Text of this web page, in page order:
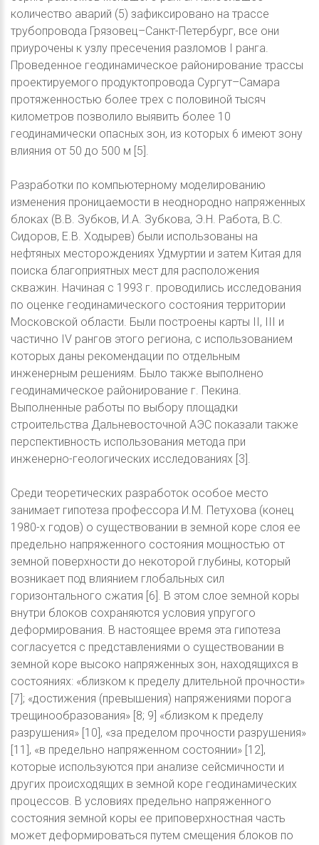
количество аварий (5) зафиксировано на трассе
трубопровода Грязовец–Санкт-Петербург, все они
приурочены к узлу пресечения разломов I ранга.
Проведенное геодинамическое районирование трассы
проектируемого продуктопровода Сургут–Самара
протяженностью более трех с половиной тысяч
километров позволило выявить более 10
геодинамически опасных зон, из которых 6 имеют зону
влияния от 50 до 500 м [5].
Разработки по компьютерному моделированию
изменения проницаемости в неоднородно напряженных
блоках (В.В. Зубков, И.А. Зубкова, Э.Н. Работа, В.С.
Сидоров, Е.В. Ходырев) были использованы на
нефтяных месторождениях Удмуртии и затем Китая для
поиска благоприятных мест для расположения
скважин. Начиная с 1993 г. проводились исследования
по оценке геодинамического состояния территории
Московской области. Были построены карты II, III и
частично IV рангов этого региона, с использованием
которых даны рекомендации по отдельным
инженерным решениям. Было также выполнено
геодинамическое районирование г. Пекина.
Выполненные работы по выбору площадки
строительства Дальневосточной АЭС показали также
перспективность использования метода при
инженерно-геологических исследованиях [3].
Среди теоретических разработок особое место
занимает гипотеза профессора И.М. Петухова (конец
1980-х годов) о существовании в земной коре слоя ее
предельно напряженного состояния мощностью от
земной поверхности до некоторой глубины, который
возникает под влиянием глобальных сил
горизонтального сжатия [6]. В этом слое земной коры
внутри блоков сохраняются условия упругого
деформирования. В настоящее время эта гипотеза
согласуется с представлениями о существовании в
земной коре высоко напряженных зон, находящихся в
состояниях: «близком к пределу длительной прочности»
[7]; «достижения (превышения) напряжениями порога
трещинообразования» [8; 9] «близком к пределу
разрушения» [10], «за пределом прочности разрушения»
[11], «в предельно напряженном состоянии» [12],
которые используются при анализе сейсмичности и
других происходящих в земной коре геодинамических
процессов. В условиях предельно напряженного
состояния земной коры ее приповерхностная часть
может деформироваться путем смещения блоков по